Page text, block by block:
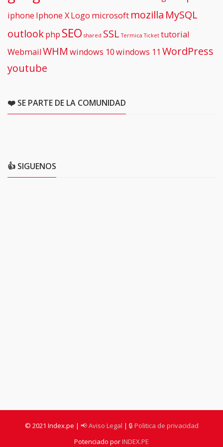
iphone Iphone XLogo microsoft mozilla MySQL
outlookphp SEO shared SSL Termica Ticket tutorial
WebmailWHM windows 10windows 11 WordPress
youtube
❤️ SE PARTE DE LA COMUNIDAD
👍 SIGUENOS
© 2021 Index.pe | 📢 Aviso Legal | 🔒 Politica de privacidad
Potenciado porINDEX.PE